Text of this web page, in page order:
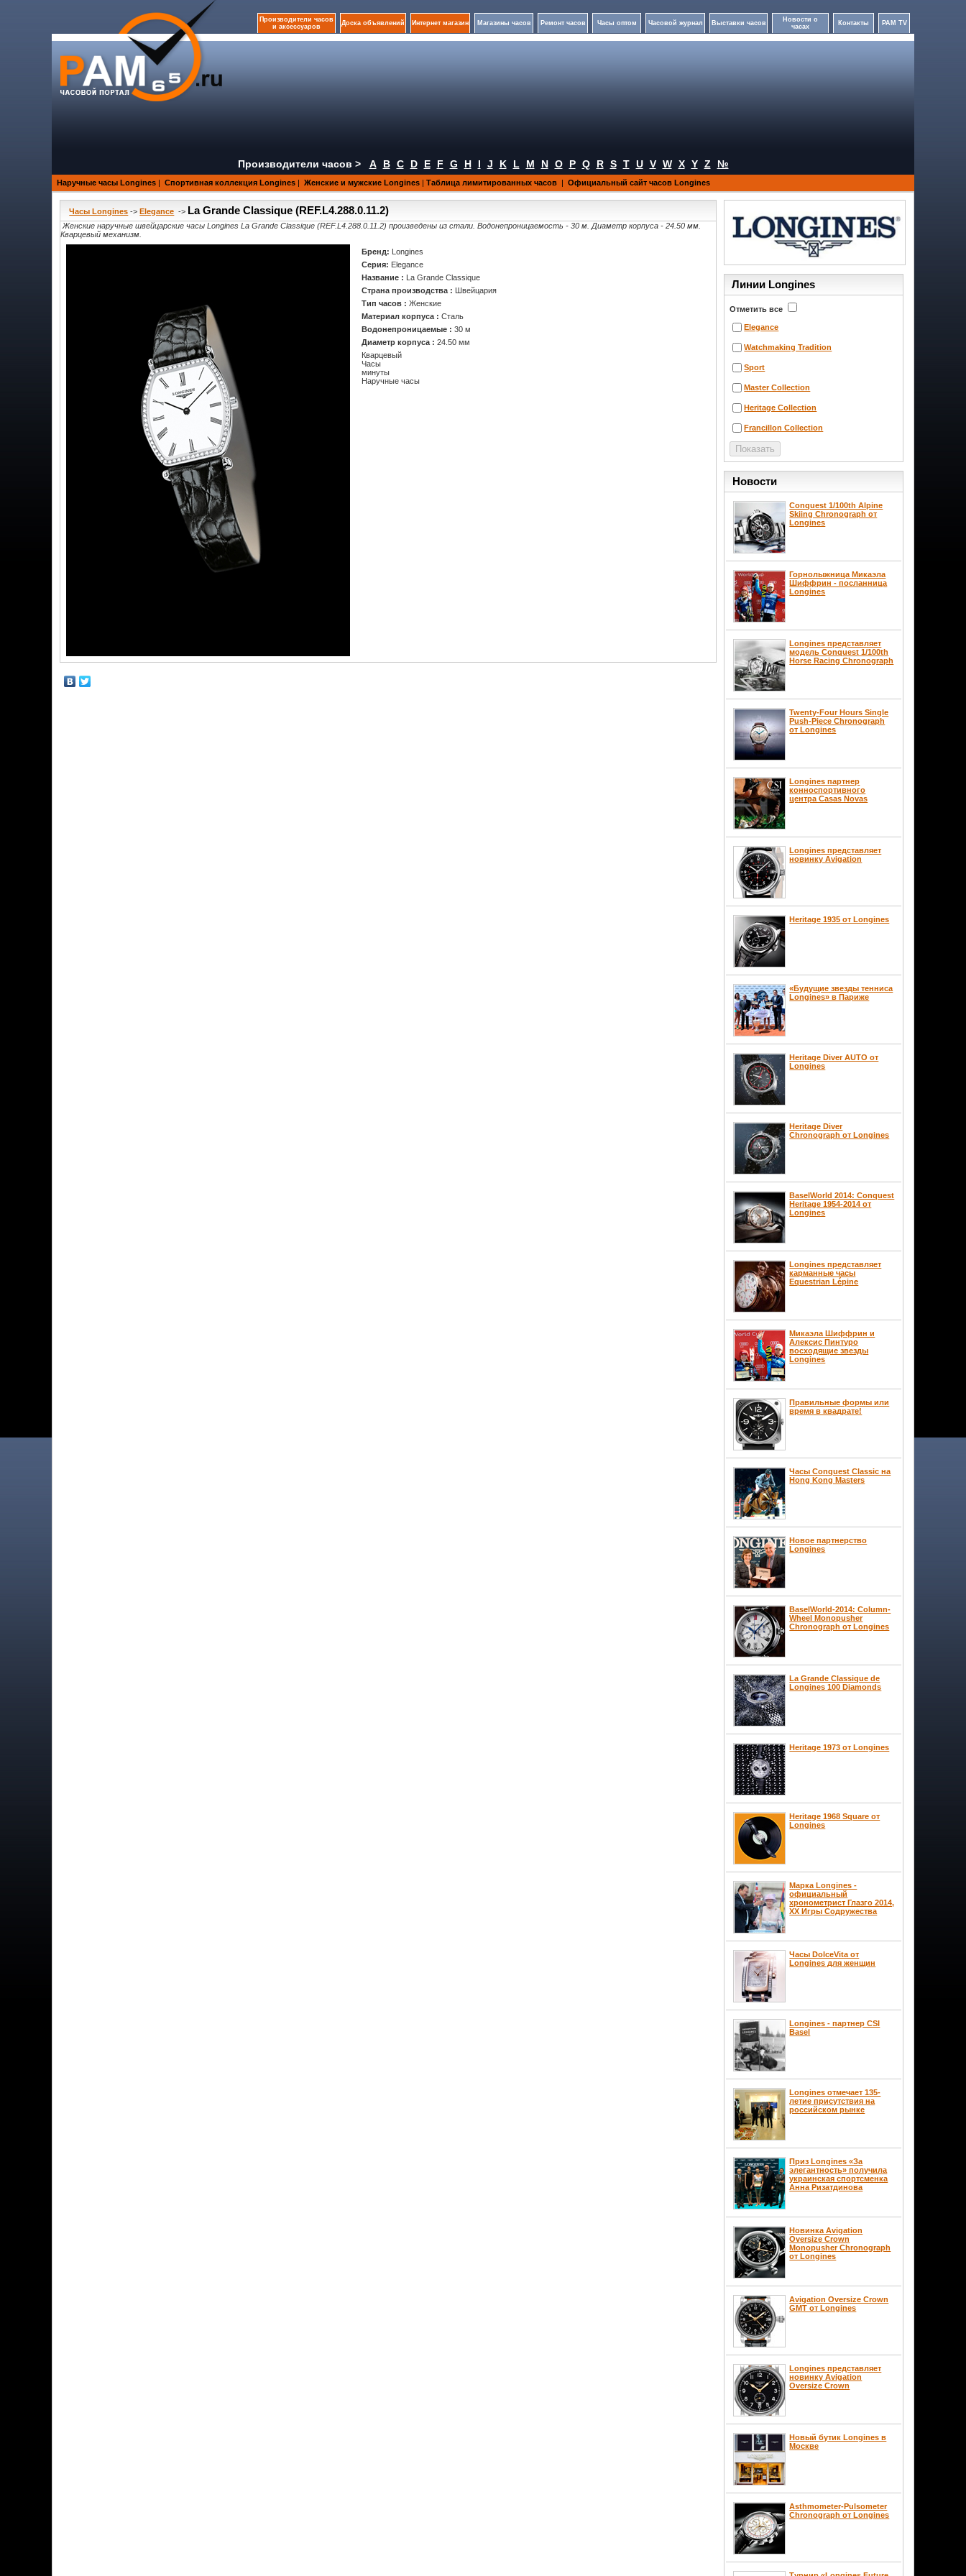
Производители часов
и аксессуаров
Доска объявлений Интернет магазин Магазины часов Ремонт часов Часы оптом Часовой журнал Выставки часов
Новости о
часах
Контакты PAM TV
Производители часов > A B C D E F G H I J K L M N O P Q R S T U V W X Y Z №
Наручные часы Longines | Спортивная коллекция Longines | Женские и мужские Longines | Таблица лимитированных часов | Официальный сайт часов Longines
Часы Longines -> Elegance -> La Grande Classique (REF.L4.288.0.11.2)
Женские наручные швейцарские часы Longines La Grande Classique (REF.L4.288.0.11.2) произведены из стали. Водонепроницаемость - 30 м. Диаметр корпуса - 24.50 мм.
Кварцевый механизм.
Бренд:
Longines
Серия: Elegance
Название :
La Grande Classique
Страна производства :
Швейцария
Тип часов :Женские
Материал корпуса :Сталь
Водонепроницаемые :30 м
Диаметр корпуса :24.50 мм
Кварцевый
Часы
минуты
Наручные часы
Линии Longines
Отметить все
Elegance
Watchmaking Tradition
Sport
Master Collection
Heritage Collection
Francillon Collection
Новости
Conquest 1/100th Alpine
Skiing Chronograph от
Longines
Горнолыжница Микаэла
Шиффрин - посланница
Longines
Longines представляет
модель Conquest 1/100th
Horse Racing Chronograph
Twenty-Four Hours Single
Push-Piece Chronograph
от Longines
Longines партнер
конноспортивного
центра Casas Novas
Longines представляет
новинку Avigation
Heritage 1935 от Longines
«Будущие звезды тенниса
Longines» в Париже
Heritage Diver AUTO от
Longines
Heritage Diver
Chronograph от Longines
BaselWorld 2014: Conquest
Heritage 1954-2014 от
Longines
Longines представляет
карманные часы
Equestrian Lépine
Микаэла Шиффрин и
Алексис Пинтуро
восходящие звезды
Longines
Правильные формы или
время в квадрате!
Часы Conquest Classic на
Hong Kong Masters
Новое партнерство
Longines
BaselWorld-2014: Column-
Wheel Monopusher
Chronograph от Longines
La Grande Classique de
Longines 100 Diamonds
Heritage 1973 от Longines
Heritage 1968 Square от
Longines
Марка Longines -
официальный
хронометрист Глазго 2014,
XX Игры Содружества
Часы DolceVita от
Longines для женщин
Longines - партнер CSI
Basel
Longines отмечает 135-
летие присутствия на
российском рынке
Приз Longines «За
элегантность» получила
украинская спортсменка
Анна Ризатдинова
Новинка Avigation
Oversize Crown
Monopusher Chronograph
от Longines
Avigation Oversize Crown
GMT от Longines
Longines представляет
новинку Avigation
Oversize Crown
Новый бутик Longines в
Москве
Asthmometer-Pulsometer
Chronograph от Longines